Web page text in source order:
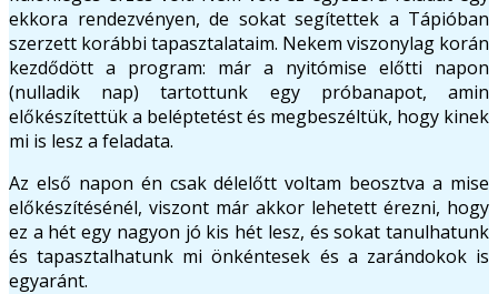
ekkora rendezvényen, de sokat segítettek a Tápióban
szerzett korábbi tapasztalataim. Nekem viszonylag korán
kezdődött a program: már a nyitómise előtti napon
(nulladik nap) tartottunk egy próbanapot, amin
előkészítettük a beléptetést és megbeszéltük, hogy kinek
mi is lesz a feladata.
Az első napon én csak délelőtt voltam beosztva a mise
előkészítésénél, viszont már akkor lehetett érezni, hogy
ez a hét egy nagyon jó kis hét lesz, és sokat tanulhatunk
és tapasztalhatunk mi önkéntesek és a zarándokok is
egyaránt.